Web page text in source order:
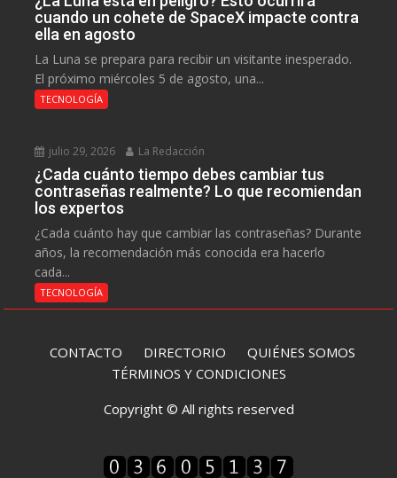
cuando un cohete de SpaceX impacte contra
ella en agosto
La Luna se prepara para recibir un visitante inesperado.
El próximo miércoles 5 de agosto, una...
TECNOLOGÍA
julio 29, 2026 La Redacción
¿Cada cuánto tiempo debes cambiar tus
contraseñas realmente? Lo que recomiendan
los expertos
¿Cada cuánto hay que cambiar las contraseñas? Durante
años, la recomendación más conocida era hacerlo
cada...
TECNOLOGÍA
CONTACTO DIRECTORIO QUIÉNES SOMOS
TÉRMINOS Y CONDICIONES
Copyright © All rights reserved